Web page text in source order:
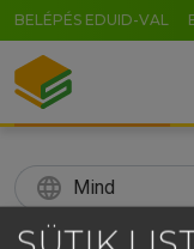
BELÉPÉS EDUID-VAL
language Mind
search